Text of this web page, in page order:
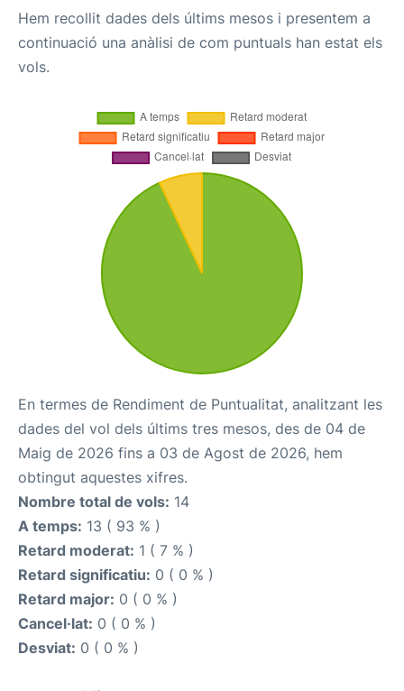
Hem recollit dades dels últims mesos i presentem a
continuació una anàlisi de com puntuals han estat els
vols.
En termes de Rendiment de Puntualitat, analitzant les
dades del vol dels últims tres mesos, des de 04 de
Maig de 2026 fins a 03 de Agost de 2026, hem
obtingut aquestes xifres.
Nombre total de vols: 14
A temps: 13 ( 93 % )
Retard moderat: 1 ( 7 % )
Retard significatiu: 0 ( 0 % )
Retard major: 0 ( 0 % )
Cancel·lat: 0 ( 0 % )
Desviat: 0 ( 0 % )